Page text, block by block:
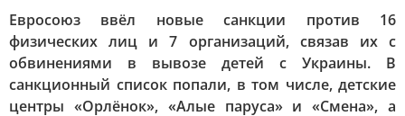
Евросоюз ввёл новые санкции против 16
физических лиц и 7 организаций, связав их с
обвинениями в вывозе детей с Украины. В
санкционный список попали, в том числе, детские
центры «Орлёнок», «Алые паруса» и «Смена», а